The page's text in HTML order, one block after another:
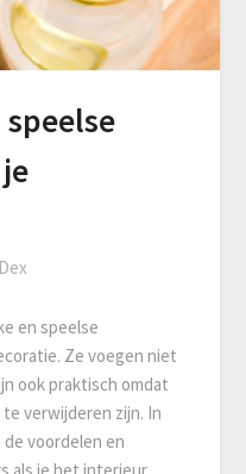
Dex
en speelse
Ze voegen niet
ook praktisch omdat
verwijderen zijn. In
voordelen en